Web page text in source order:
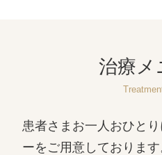
治療メ
患者さまお一人おひと
ーをご用意しております